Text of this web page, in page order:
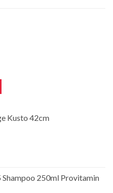
Kusto 42cm
250ml Provitamin